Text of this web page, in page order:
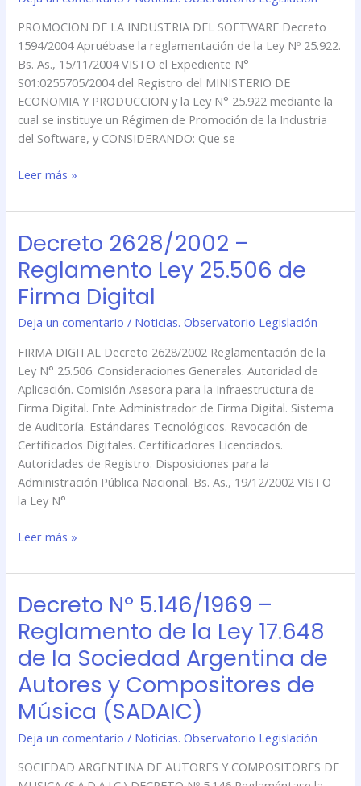
PROMOCION DE LA INDUSTRIA DEL SOFTWARE Decreto
1594/2004 Apruébase la reglamentación de la Ley Nº 25.922.
Bs. As., 15/11/2004 VISTO el Expediente N°
S01:0255705/2004 del Registro del MINISTERIO DE
ECONOMIA Y PRODUCCION y la Ley N° 25.922 mediante la
cual se instituye un Régimen de Promoción de la Industria
del Software, y CONSIDERANDO: Que se
de
la
Industria
del
Software
Leer más »
Decreto 2628/2002 –
Reglamento Ley 25.506 de
Firma Digital
Deja un comentario / Noticias. Observatorio Legislación
FIRMA DIGITAL Decreto 2628/2002 Reglamentación de la
Ley N° 25.506. Consideraciones Generales. Autoridad de
Aplicación. Comisión Asesora para la Infraestructura de
Firma Digital. Ente Administrador de Firma Digital. Sistema
de Auditoría. Estándares Tecnológicos. Revocación de
Certificados Digitales. Certificadores Licenciados.
Autoridades de Registro. Disposiciones para la
Administración Pública Nacional. Bs. As., 19/12/2002 VISTO
la Ley N°
Decreto
2628/2002
–
Reglamento
25.506
de
Firma
Digital
Leer más »
Decreto Nº 5.146/1969 –
Reglamento de la Ley 17.648
de la Sociedad Argentina de
Autores y Compositores de
Música (SADAIC)
Deja un comentario / Noticias. Observatorio Legislación
SOCIEDAD ARGENTINA DE AUTORES Y COMPOSITORES DE
Decreto
5.146/1969
–
Reglamento
de
la
17.648
de